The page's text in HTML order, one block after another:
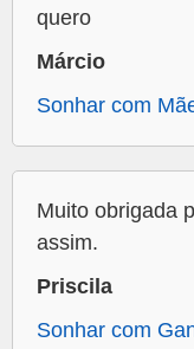
quero
Márcio
Sonhar com
Muito obrigada
assim.
Priscila
Sonhar com